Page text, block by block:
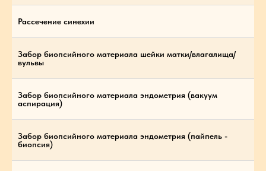
Рассечение синехии
Забор биопсийного материала шейки матки/влагалища/
вульвы
Забор биопсийного материала эндометрия (вакуум
аспирация)
Забор биопсийного материала эндометрия (пайпель -
биопсия)